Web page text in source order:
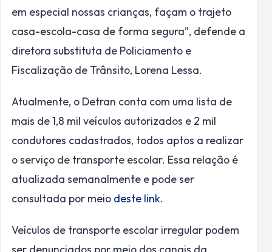
em especial nossas crianças, façam o trajeto
casa-escola-casa de forma segura”, defende a
diretora substituta de Policiamento e
Fiscalização de Trânsito, Lorena Lessa.
Atualmente, o Detran conta com uma lista de
mais de 1,8 mil veículos autorizados e 2 mil
condutores cadastrados, todos aptos a realizar
o serviço de transporte escolar. Essa relação é
atualizada semanalmente e pode ser
consultada por meio deste link.
Veículos de transporte escolar irregular podem